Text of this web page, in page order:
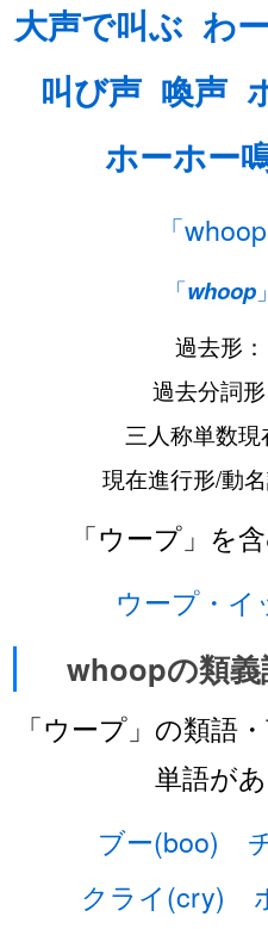
大声で叫ぶ わ
叫び声 喚声
ホーホー
「
「whoop
過去形：
過去分詞形
三人称単数現
現在進行形/動名
「ウープ」を
ウープ・
whoopの類義
「ウープ」の類語
単語が
ブー(boo)
クライ(cry)